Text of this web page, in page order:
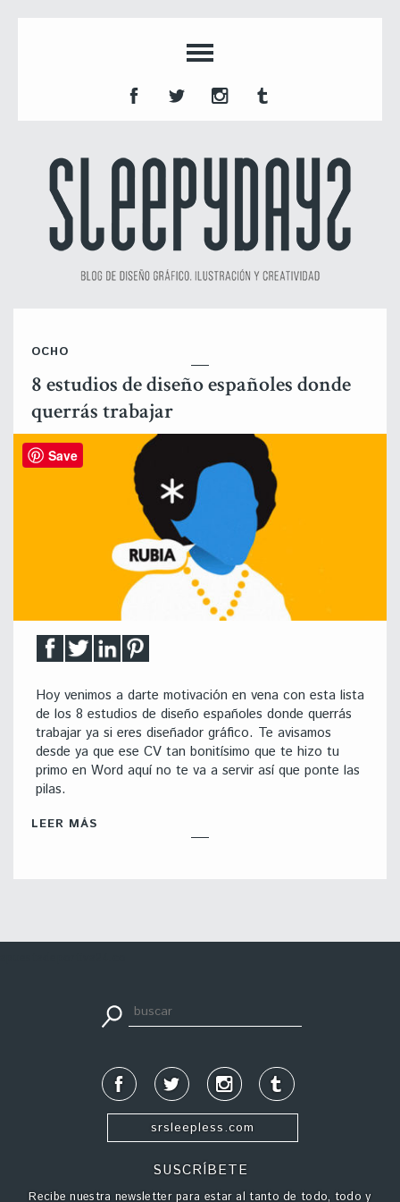
OCHO
8 estudios de diseño españoles donde
querrás trabajar
Hoy venimos a darte motivación en vena con esta lista
de los 8 estudios de diseño españoles donde querrás
trabajar ya si eres diseñador gráfico. Te avisamos
desde ya que ese CV tan bonitísimo que te hizo tu
primo en Word aquí no te va a servir así que ponte las
pilas.
LEER MÁS
srsleepless.com
SUSCRÍBETE
Recibe nuestra newsletter para estar al tanto de todo, todo y
Save